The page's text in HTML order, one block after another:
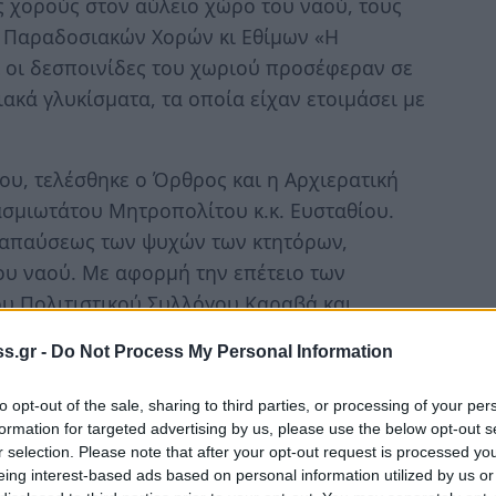
- Do Not Process My Personal Information
opt-out of the sale, sharing to third parties, or processing of your
for targeted advertising by us, please use the below opt-out
selection. Please note that after your opt-out request is processed
interest-based ads based on personal information utilized by us
Χορών κι Εθίμων «Η
δεσποινίδες του χωριού προσέφεραν σε
γλυκίσματα, τα οποία είχαν ετοιμάσει με
τελέσθηκε ο Όρθρος και η Αρχιερατική
Μητροπολίτου κ.κ. Ευσταθίου.
των ψυχών των κτητόρων,
ναού. Με αφορμή την επέτειο των
Πολιτιστικού Συλλόγου Καραβά και
μια ιστορική αναδρομή από τη
π. Ηλίας Βουρβουριώτης, ο οποίος
τίμησε την ενορία ανταποκρινόμενος
του τις επετειακές εκδηλώσεις.